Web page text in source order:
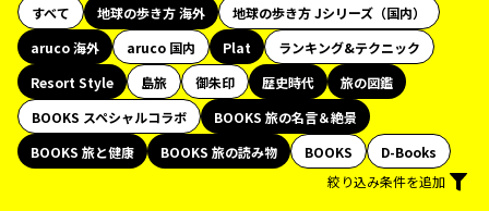
すべて 地球の歩き方 海外
地球の歩き方 Jシリーズ（国内）
aruco 海外
aruco 国内 Plat
ランキング&テクニック
Resort Style
島旅 御朱印 歴史時代
旅の図鑑
BOOKS スペシャルコラボ
BOOKS 旅の名言＆絶景
BOOKS 旅と健康
BOOKS 旅の読み物 BOOKS
D-Books
絞り込み条件を追加